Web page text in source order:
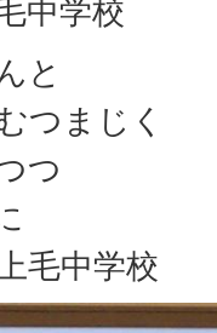
中学校
と
つまじく
つ
毛中学校